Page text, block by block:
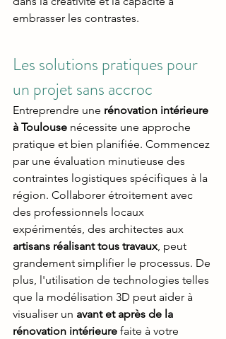
embrasser les contrastes.
Les solutions pratiques pour
un projet sans accroc
Entreprendre une rénovation intérieure
à Toulouse nécessite une approche
pratique et bien planifiée. Commencez
par une évaluation minutieuse des
contraintes logistiques spécifiques à la
région. Collaborer étroitement avec
des professionnels locaux
expérimentés, des architectes aux
artisans réalisant tous travaux, peut
grandement simplifier le processus. De
plus, l'utilisation de technologies telles
que la modélisation 3D peut aider à
visualiser un avant et après de la
rénovation intérieure faite à votre